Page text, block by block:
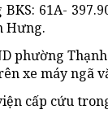
61A-
Hưng.
phường
xe máy ngã
cấp cứu